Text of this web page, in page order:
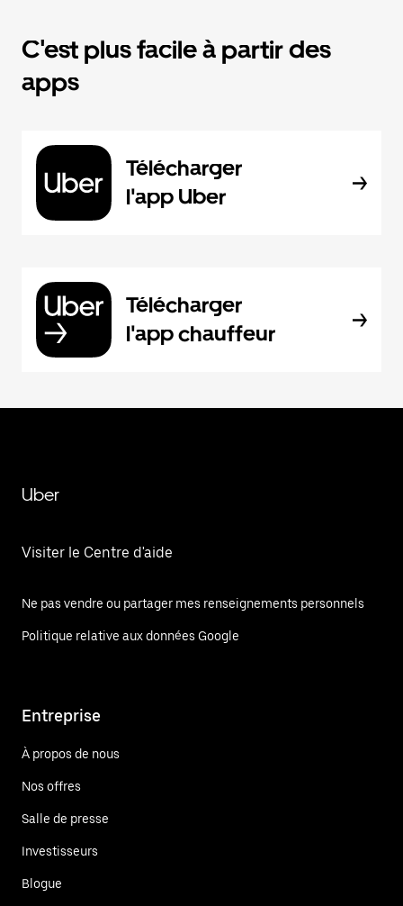
C'est plus facile à partir des
apps
Télécharger
l'app Uber
Télécharger
l'app chauffeur
Uber
Visiter le Centre d'aide
Ne pas vendre ou partager mes renseignements personnels
Politique relative aux données Google
Entreprise
À propos de nous
Nos offres
Salle de presse
Investisseurs
Blogue